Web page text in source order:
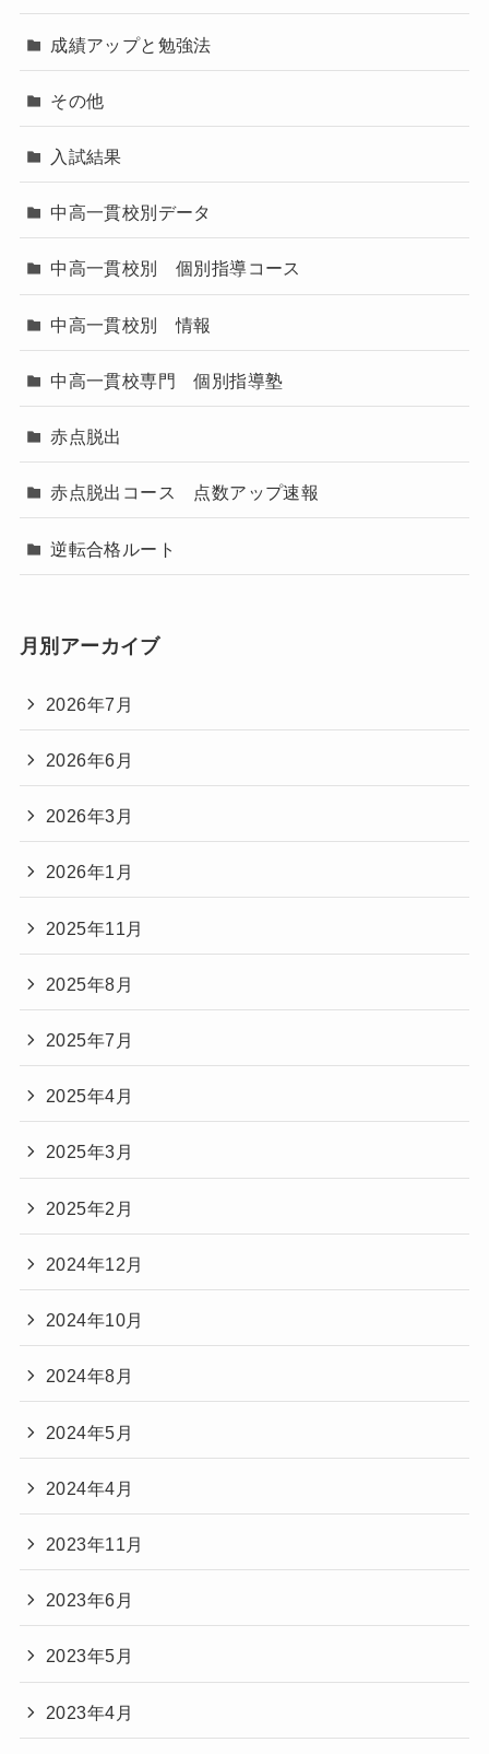
成績アップと勉強法
その他
入試結果
中高一貫校別データ
中高一貫校別 個別指導コース
中高一貫校別 情報
中高一貫校専門 個別指導塾
赤点脱出
赤点脱出コース 点数アップ速報
逆転合格ルート
月別アーカイブ
2026年7月
2026年6月
2026年3月
2026年1月
2025年11月
2025年8月
2025年7月
2025年4月
2025年3月
2025年2月
2024年12月
2024年10月
2024年8月
2024年5月
2024年4月
2023年11月
2023年6月
2023年5月
2023年4月